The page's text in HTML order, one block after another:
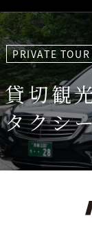
PRIVATE TOUR
貸切観
タクシ